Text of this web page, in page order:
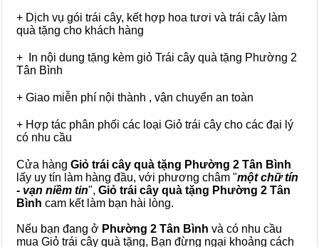
+ Dịch vụ gói trái cây, kết hợp hoa tươi và trái cây làm
quà tặng cho khách hàng
+ In nội dung tặng kèm giỏ Trái cây quà tặng Phường 2
Tân Bình
+ Giao miễn phí nội thành , vận chuyển an toàn
+ Hợp tác phân phối các loại Giỏ trái cây cho các đại lý
có nhu cầu
Cửa hàng Giỏ trái cây quà tặng Phường 2 Tân Bình
lấy uy tín làm hàng đầu, với phương châm "một chữ tín
- vạn niềm tin", Giỏ trái cây quà tặng Phường 2 Tân
Bình cam kết làm bạn hài lòng.
Nếu bạn đang ở Phường 2 Tân Bình và có nhu cầu
mua Giỏ trái cây quà tặng, Bạn đừng ngại khoảng cách